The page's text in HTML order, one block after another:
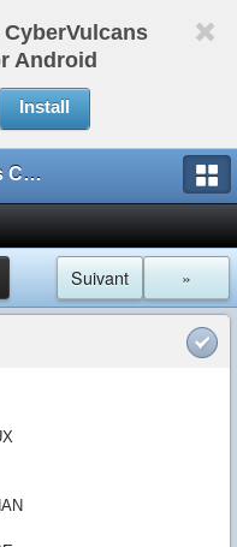
Android
Install
Le forum des CyberVulcans
»
Suivant